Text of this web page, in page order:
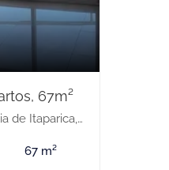
67m²
Vila Velha-ES
67 m²